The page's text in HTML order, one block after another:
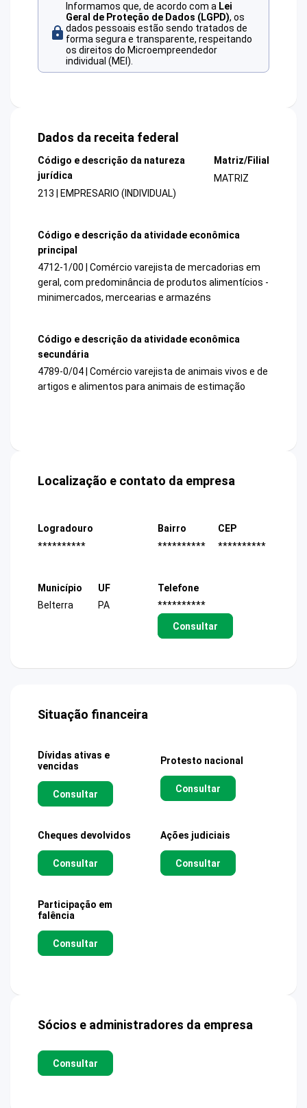
Informamos que, de acordo com a Lei
Geral de Proteção de Dados (LGPD), os
dados pessoais estão sendo tratados de
forma segura e transparente, respeitando
os direitos do Microempreendedor
individual (MEI).
Dados da receita federal
Código e descrição da natureza
jurídica
213 | EMPRESARIO (INDIVIDUAL)
Matriz/Filial
MATRIZ
Código e descrição da atividade econômica
principal
4712-1/00 | Comércio varejista de mercadorias em
geral, com predominância de produtos alimentícios -
minimercados, mercearias e armazéns
Código e descrição da atividade econômica
secundária
4789-0/04 | Comércio varejista de animais vivos e de
artigos e alimentos para animais de estimação
Localização e contato da empresa
Logradouro
**********
Bairro
**********
CEP
**********
Município
Belterra
UF
PA
Telefone
**********
Consultar
Situação financeira
Dívidas ativas e
vencidas
Consultar
Protesto nacional
Consultar
Cheques devolvidos
Consultar
Ações judiciais
Consultar
Participação em
falência
Consultar
Sócios e administradores da empresa
Consultar